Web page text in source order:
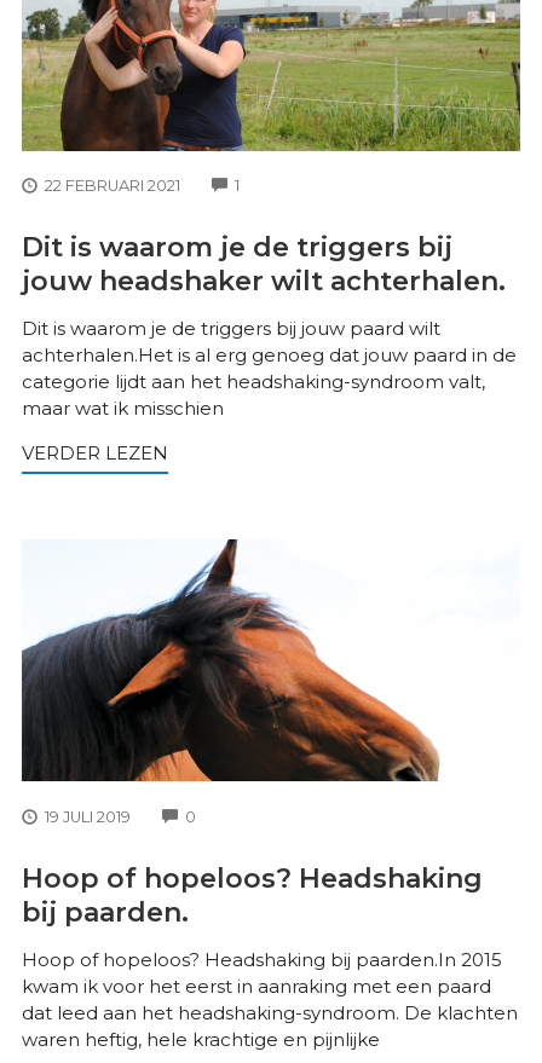
22 FEBRUARI 2021 1
Dit is waarom je de triggers bij
jouw headshaker wilt achterhalen.
Dit is waarom je de triggers bij jouw paard wilt
achterhalen.Het is al erg genoeg dat jouw paard in de
categorie lijdt aan het headshaking-syndroom valt,
maar wat ik misschien
VERDER LEZEN
19 JULI 2019 0
Hoop of hopeloos? Headshaking
bij paarden.
Hoop of hopeloos? Headshaking bij paarden.In 2015
kwam ik voor het eerst in aanraking met een paard
dat leed aan het headshaking-syndroom. De klachten
waren heftig, hele krachtige en pijnlijke